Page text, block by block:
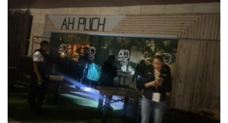
del estado y la federación?, hasta la pregunta ofende.
Solidaridad es el único municipio de Quintana Roo que en
un año logró salir de las 50 ciudades con mayor índice
delictivo, prácticamente de estar en la posición 17 con el
gobierno de la Laura Beristian Navarrete con Morena, al
llegar Lili Campos salió de la lista negra.